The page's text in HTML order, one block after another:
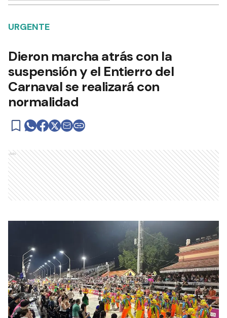
URGENTE
Dieron marcha atrás con la
suspensión y el Entierro del
Carnaval se realizará con
normalidad
Ads